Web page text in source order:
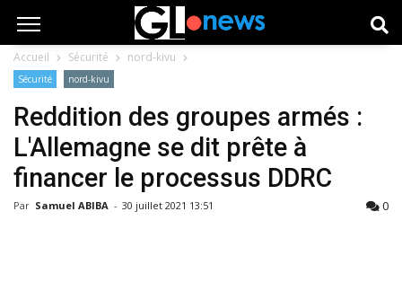
Accueil Sécurité nord-kivu
Sécurité nord-kivu
Reddition des groupes armés :
L'Allemagne se dit prête à
financer le processus DDRC
Par Samuel ABIBA - 30 juillet 2021 13:51 0